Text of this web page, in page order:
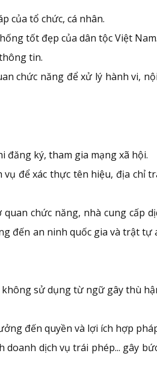
của tổ chức, cá nhân.
tốt đẹp của dân tộc Việt Nam.
tin.
chức năng để xử lý hành vi,
đăng ký, tham gia mạng xã hội.
để xác thực tên hiệu, địa chỉ
chức năng, nhà cung cấp
đến an ninh quốc gia và trật
sử dụng từ ngữ gây thù
đến quyền và lợi ích hợp
dịch vụ trái phép... gây